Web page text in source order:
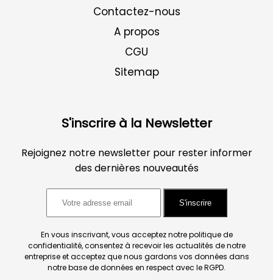
Contactez-nous
A propos
CGU
Sitemap
S'inscrire à la Newsletter
Rejoignez notre newsletter pour rester informer
des dernières nouveautés
S'inscrire
En vous inscrivant, vous acceptez notre politique de
confidentialité, consentez à recevoir les actualités de notre
entreprise et acceptez que nous gardons vos données dans
notre base de données en respect avec le RGPD.